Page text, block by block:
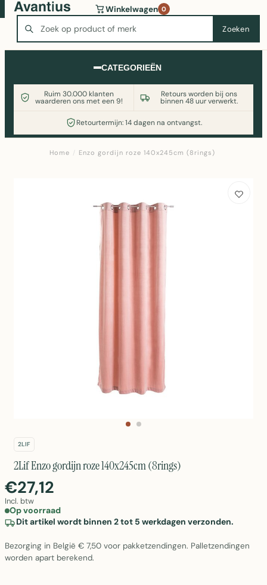
Zoeken
Winkelwagen 0
CATEGORIEËN
Ruim 30.000 klanten
waarderen ons met een 9!
Retours worden bij ons
binnen 48 uur verwerkt.
Retourtermijn: 14 dagen na ontvangst.
Wasmachine of koelkast nodig? Vergelijk alle prijzen op
Witgoedaanbod.nl
Home / Enzo gordijn roze 140x245cm (8rings)
2LIF
2Lif Enzo gordijn roze 140x245cm (8rings)
€27,12
Incl. btw
Op voorraad
Dit artikel wordt binnen 2 tot 5 werkdagen verzonden.
Bezorging in België € 7,50 voor pakketzendingen. Palletzendingen
worden apart berekend.